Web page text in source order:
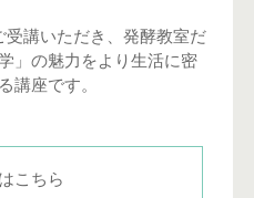
講いただき、発酵教室だ
」の魅力をより生活に密
講座です。
こちら